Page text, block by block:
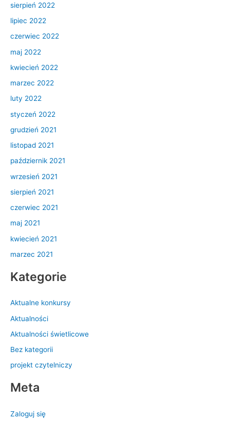
sierpień 2022
lipiec 2022
czerwiec 2022
maj 2022
kwiecień 2022
marzec 2022
luty 2022
styczeń 2022
grudzień 2021
listopad 2021
październik 2021
wrzesień 2021
sierpień 2021
czerwiec 2021
maj 2021
kwiecień 2021
marzec 2021
Kategorie
Aktualne konkursy
Aktualności
Aktualności świetlicowe
Bez kategorii
projekt czytelniczy
Meta
Zaloguj się